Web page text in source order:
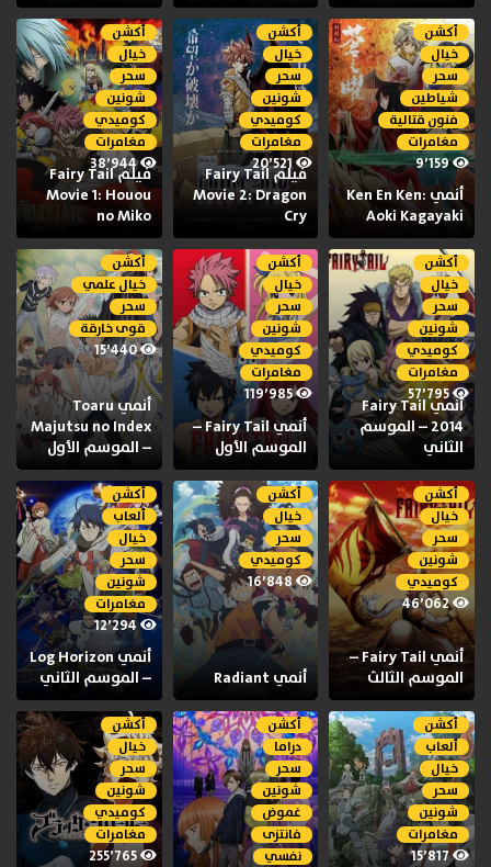
أكشن
خيال
سحر
شياطين
فنون قتالية
مغامرات
9٬159
أنمي Ken En Ken:
Aoki Kagayaki
أكشن
خيال
سحر
شونين
كوميدي
مغامرات
20٬521
فيلم Fairy Tail
Movie 2: Dragon
Cry
أكشن
خيال
سحر
شونين
كوميدي
مغامرات
38٬944
فيلم Fairy Tail
Movie 1: Houou
no Miko
أكشن
خيال
سحر
شونين
كوميدي
مغامرات
57٬795
أنمي Fairy Tail
2014 – الموسم
الثاني
أكشن
خيال
سحر
شونين
كوميدي
مغامرات
119٬985
أنمي Fairy Tail –
الموسم الأول
أكشن
خيال علمي
سحر
قوى خارقة
15٬440
أنمي Toaru
Majutsu no Index
– الموسم الأول
أكشن
خيال
سحر
شونين
كوميدي
46٬062
أنمي Fairy Tail –
الموسم الثالث
أكشن
خيال
سحر
كوميدي
16٬848
أنمي Radiant
أكشن
ألعاب
خيال
سحر
شونين
مغامرات
12٬294
أنمي Log Horizon
– الموسم الثاني
أكشن
ألعاب
خيال
سحر
شونين
مغامرات
15٬817
أكشن
دراما
سحر
شونين
غموض
فانتزى
نفسي
أكشن
خيال
سحر
شونين
كوميدي
مغامرات
255٬765